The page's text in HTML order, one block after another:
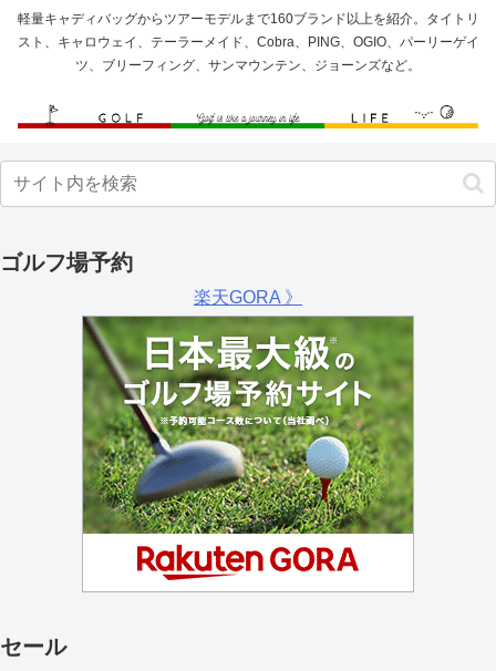
軽量キャディバッグからツアーモデルまで160ブランド以上を紹介。タイトリ
スト、キャロウェイ、テーラーメイド、Cobra、PING、OGIO、パーリーゲイ
ツ、ブリーフィング、サンマウンテン、ジョーンズなど。
ゴルフ場予約
楽天GORA 》
セール